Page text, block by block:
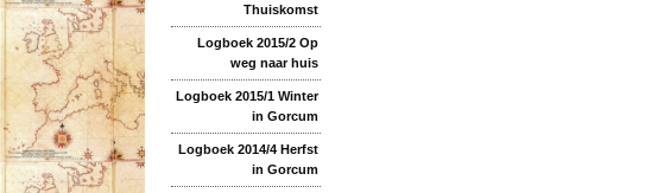
Thuiskomst
Logboek 2015/2 Op
weg naar huis
Logboek 2015/1 Winter
in Gorcum
Logboek 2014/4 Herfst
in Gorcum